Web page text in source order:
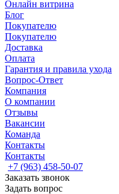
Онлайн витрина
Блог
Покупателю
Покупателю
Доставка
Оплата
Гарантия и правила ухода
Вопрос-Ответ
Компания
О компании
Отзывы
Вакансии
Команда
Контакты
Контакты
+7 (963) 458-50-07
Заказать звонок
Задать вопрос